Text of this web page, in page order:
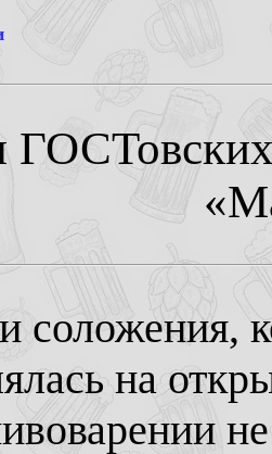
соложения,
на